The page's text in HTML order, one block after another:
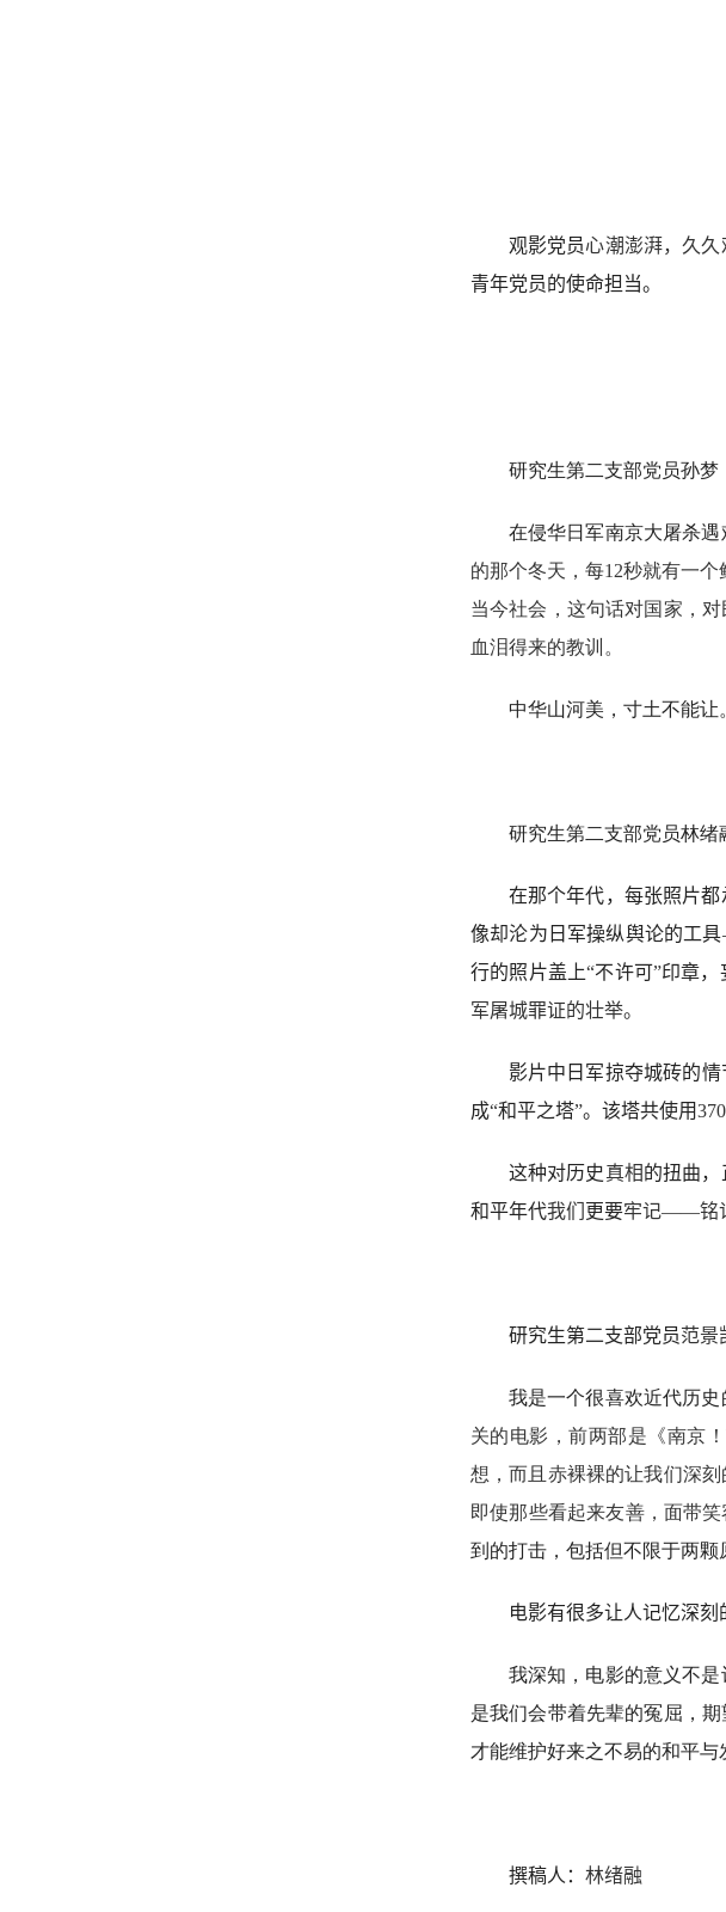
观影党员心潮澎湃，久久
青年党员的使命担当。
研究生第二支部党员孙梦
在侵华日军南京大屠杀
的那个冬天，每12秒就有一个
当今社会，这句话对国家，
血泪得来的教训。
中华山河美，寸土不能让
研究生第二支部党员林绪
在那个年代，每张照片
像却沦为日军操纵舆论的工
行的照片盖上“不许可”印章，
军屠城罪证的壮举。
影片中日军掠夺城砖的
成“和平之塔”。该塔共使用370
这种对历史真相的扭曲，
和平年代我们 更要牢记——铭
研究生第二支部党员范景
我是一个很喜欢近代历
关的电影，前两部是《南京
想，而且赤裸裸的让我们深
即使那些看起来友善，面带笑
到的打击，包括但不限于两颗
电影有很多让人记忆深刻
我深知，电影的意义不
是我们会带着先辈的冤屈，
才能维护好来之不易的和平与
撰稿人： 林绪融